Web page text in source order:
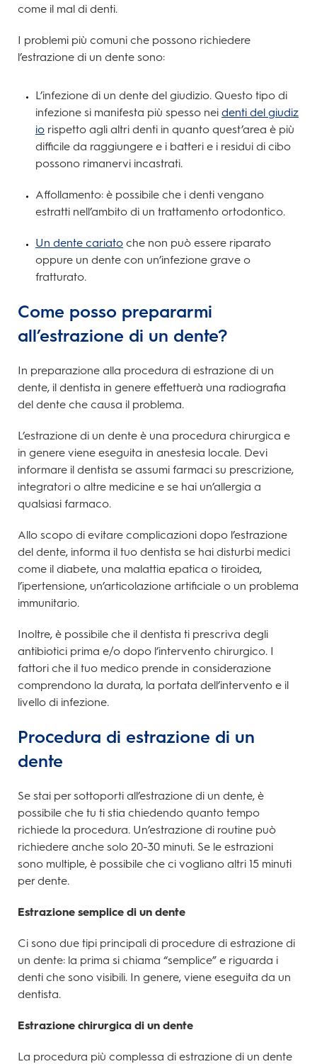
come il mal di denti.
I problemi più comuni che possono richiedere
l’estrazione di un dente sono:
L’infezione di un dente del giudizio. Questo tipo di
infezione si manifesta più spesso nei denti del giudiz
io rispetto agli altri denti in quanto quest’area è più
difficile da raggiungere e i batteri e i residui di cibo
possono rimanervi incastrati.
Affollamento: è possibile che i denti vengano
estratti nell’ambito di un trattamento ortodontico.
Un dente cariato che non può essere riparato
oppure un dente con un’infezione grave o
fratturato.
Come posso prepararmi
all’estrazione di un dente?
In preparazione alla procedura di estrazione di un
dente, il dentista in genere effettuerà una radiografia
del dente che causa il problema.
L’estrazione di un dente è una procedura chirurgica e
in genere viene eseguita in anestesia locale. Devi
informare il dentista se assumi farmaci su prescrizione,
integratori o altre medicine e se hai un’allergia a
qualsiasi farmaco.
Allo scopo di evitare complicazioni dopo l’estrazione
del dente, informa il tuo dentista se hai disturbi medici
come il diabete, una malattia epatica o tiroidea,
l’ipertensione, un’articolazione artificiale o un problema
immunitario.
Inoltre, è possibile che il dentista ti prescriva degli
antibiotici prima e/o dopo l’intervento chirurgico. I
fattori che il tuo medico prende in considerazione
comprendono la durata, la portata dell’intervento e il
livello di infezione.
Procedura di estrazione di un
dente
Se stai per sottoporti all’estrazione di un dente, è
possibile che tu ti stia chiedendo quanto tempo
richiede la procedura. Un’estrazione di routine può
richiedere anche solo 20-30 minuti. Se le estrazioni
sono multiple, è possibile che ci vogliano altri 15 minuti
per dente.
Estrazione semplice di un dente
Ci sono due tipi principali di procedure di estrazione di
un dente: la prima si chiama “semplice” e riguarda i
denti che sono visibili. In genere, viene eseguita da un
dentista.
Estrazione chirurgica di un dente
La procedura più complessa di estrazione di un dente